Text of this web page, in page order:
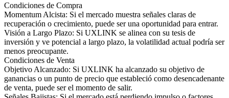
Condiciones de Compra
Momentum Alcista: Si el mercado muestra señales claras de
recuperación o crecimiento, puede ser una oportunidad para entrar.
Visión a Largo Plazo: Si UXLINK se alinea con su tesis de
inversión y ve potencial a largo plazo, la volatilidad actual podría ser
menos preocupante.
Condiciones de Venta
Objetivo Alcanzado: Si UXLINK ha alcanzado su objetivo de
ganancias o un punto de precio que estableció como desencadenante
de venta, puede ser el momento de salir.